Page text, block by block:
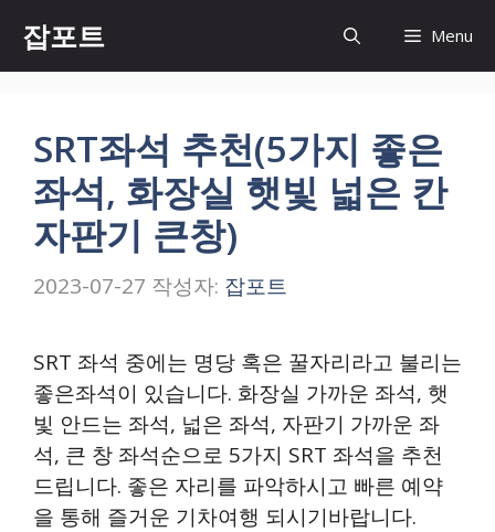
츠
잡포트 Menu
SRT좌석 추천(5가지 좋은
좌석, 화장실 햇빛 넓은 칸
자판기 큰창)
2023-07-27 작성자: 잡포트
SRT 좌석 중에는 명당 혹은 꿀자리라고 불리는
좋은좌석이 있습니다. 화장실 가까운 좌석, 햇
빛 안드는 좌석, 넓은 좌석, 자판기 가까운 좌
석, 큰 창 좌석순으로 5가지 SRT 좌석을 추천
드립니다. 좋은 자리를 파악하시고 빠른 예약
을 통해 즐거운 기차여행 되시기바랍니다.